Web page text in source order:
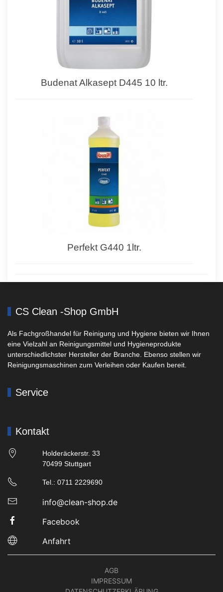
Budenat Alkasept D445 10 ltr.
Perfekt G440 1ltr.
CS Clean -Shop GmbH
Als Fachgroßhandel für Reinigung und Hygiene bieten wir Ihnen
eine Vielzahl an Reinigungsmittel und Hygieneprodukte
unterschiedlichster Hersteller der Branche. Ebenso stellen wir
Reinigungsmaschinen zum Verleihen oder Kaufen bereit.
Service
Kontakt
Holderäckerstr. 33
70499 Stuttgart
Tel.: 0711 2229690
info@clean-shop.de
Facebook
Anfahrt
AGB
IMPRESSUM